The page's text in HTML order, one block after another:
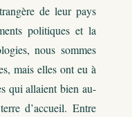
de leur pays
politiques et la
nous sommes
mais elles ont eu à
qui allaient bien au-
d’accueil. Entre